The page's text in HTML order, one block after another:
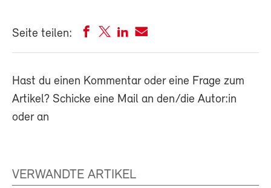
Seite teilen:
Hast du einen Kommentar oder eine Frage zum
Artikel? Schicke eine Mail an den/die Autor:in
oder an
VERWANDTE ARTIKEL